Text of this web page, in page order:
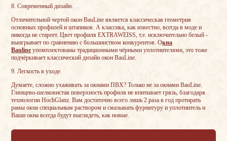
8. Современный дизайн.
Отличительной чертой окон BauLine является классическая геометрия
основных профилей и штапиков. А классика, как известно, всегда в моде и
никогда не стареет. Цвет профиля EXTRAWEISS, т.е. исключительно белый -
выигрывает по сравнению с большинством конкурентов. Окна
Bauline упомплектованы традиционными чёрными уплотнителями, это тоже
подчёркивает классический дизайн окон BauLine.
9. Легкость в уходе.
Думаете, сложно ухаживать за окнами ПВХ? Только не за окнами BauLine.
Глянцево-шелковистая поверхность профиля не впитывает грязь, благодаря
технологии HochGlanz. Вам достаточно всего лишь 2 раза в год протирать
рамы окна специальным раствором и смазывать фурнитуру и уплотнитель и
Ваши окна всегда будут выглядеть, как новые.